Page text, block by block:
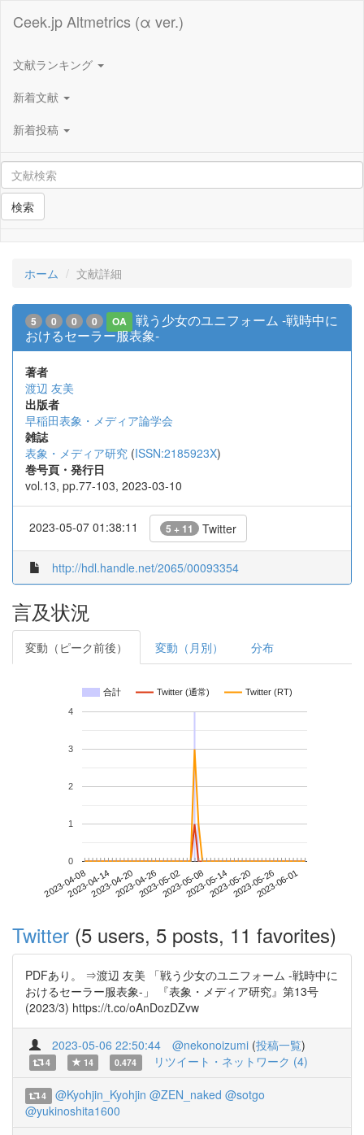
Ceek.jp Altmetrics (α ver.)
文献ランキング
新着文献
新着投稿
検索
ホーム 文献詳細
5 0 0 0 OA
戦う少女のユニフォーム -戦時中に
おけるセーラー服表象-
著者
渡辺 友美
出版者
早稲田表象・メディア論学会
雑誌
表象・メディア研究 (ISSN:2185923X)
巻号頁・発行日
vol.13, pp.77-103, 2023-03-10
2023-05-07 01:38:11 5 + 11 Twitter
http://hdl.handle.net/2065/00093354
言及状況
変動（ピーク前後） 変動（月別） 分布
合計 Twitter (通常) Twitter (RT)
2023-04-082023-04-142023-04-202023-04-262023-05-022023-05-082023-05-142023-05-202023-05-262023-06-01
0
1
2
3
4
Twitter (5 users, 5 posts, 11 favorites)
PDFあり。 ⇒渡辺 友美 「戦う少女のユニフォーム -戦時中に
おけるセーラー服表象-」 『表象・メディア研究』第13号
(2023/3) https://t.co/oAnDozDZvw
2023-05-06 22:50:44 @nekonoizumi (投稿一覧)
4 14 0.474 リツイート・ネットワーク (4)
4 @Kyohjin_Kyohjin @ZEN_naked @sotgo
@yukinoshita1600